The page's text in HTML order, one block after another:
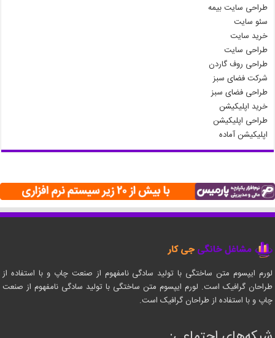
طراحی سایت بیمه
سئو سایت
خرید سایت
طراحی سایت
طراحی روف گاردن
شرکت فضای سبز
طراحی فضای سبز
خرید اپلیکیشن
طراحی اپلیکیشن
اپلیکیشن آماده
لورم ایپسوم متن ساختگی با تولید سادگی نامفهوم از صنعت چاپ و با استفاده از
طراحان گرافیک است. لورم ایپسوم متن ساختگی با تولید سادگی نامفهوم از صنعت
چاپ و با استفاده از طراحان گرافیک است.